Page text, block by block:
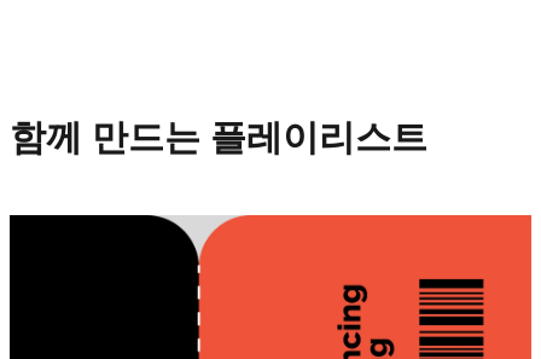
함께 만드는 플레이리스트